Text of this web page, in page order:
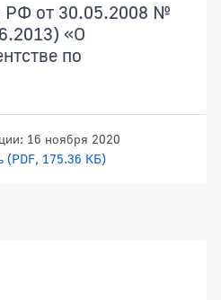
РФ от 30.05.2008 №
«О
по
16 ноября 2020
(PDF, 175.36 КБ)